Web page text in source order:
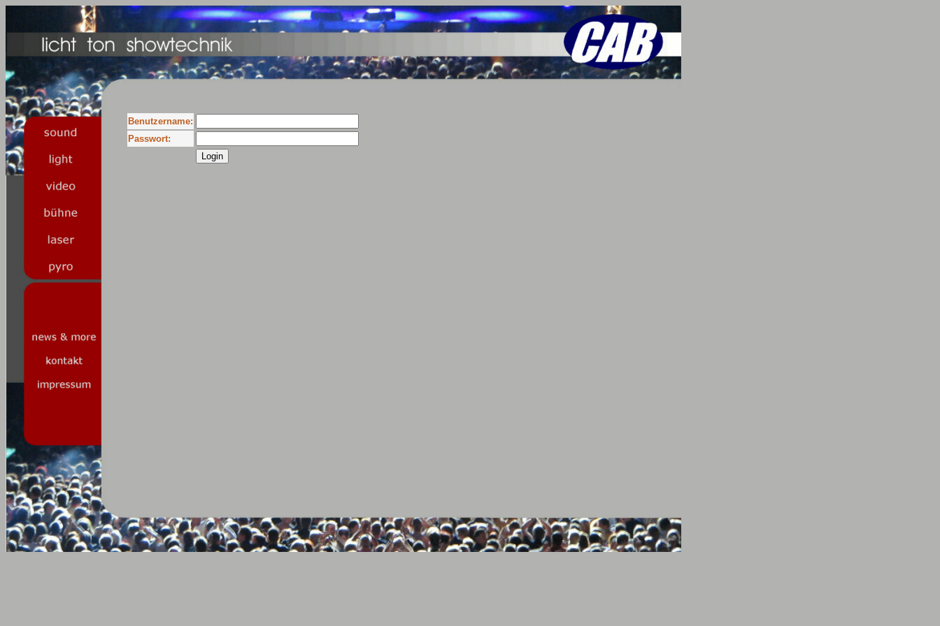
Benutzername:
Passwort: